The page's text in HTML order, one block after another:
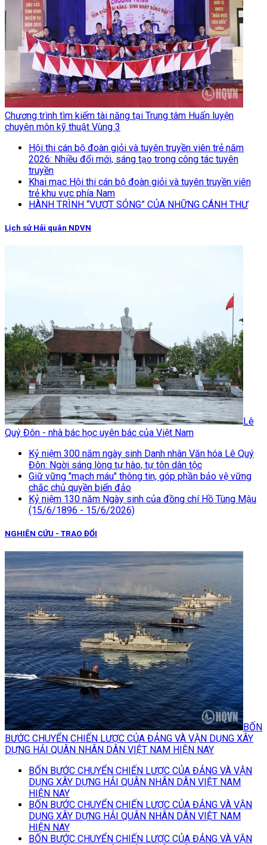
Chương trình tìm kiếm tài năng tại Trung tâm Huấn luyện
chuyên môn kỹ thuật Vùng 3
Hội thi cán bộ đoàn giỏi và tuyên truyền viên trẻ năm
2026: Nhiều đổi mới, sáng tạo trong công tác tuyên
truyền
Khai mạc Hội thi cán bộ đoàn giỏi và tuyên truyền viên
trẻ khu vực phía Nam
HÀNH TRÌNH “VƯỢT SÓNG” CỦA NHỮNG CÁNH THƯ
Lịch sử Hải quân NDVN
Lê
Quý Đôn - nhà bác học uyên bác của Việt Nam
Kỷ niệm 300 năm ngày sinh Danh nhân Văn hóa Lê Quý
Đôn: Ngời sáng lòng tự hào, tự tôn dân tộc
Giữ vững "mạch máu" thông tin, góp phần bảo vệ vững
chắc chủ quyền biển đảo
Kỷ niệm 130 năm Ngày sinh của đồng chí Hồ Tùng Mậu
(15/6/1896 - 15/6/2026)
NGHIÊN CỨU - TRAO ĐỔI
BỐN
BƯỚC CHUYỂN CHIẾN LƯỢC CỦA ĐẢNG VÀ VẬN DỤNG XÂY
DỰNG HẢI QUÂN NHÂN DÂN VIỆT NAM HIỆN NAY
BỐN BƯỚC CHUYỂN CHIẾN LƯỢC CỦA ĐẢNG VÀ VẬN
DỤNG XÂY DỰNG HẢI QUÂN NHÂN DÂN VIỆT NAM
HIỆN NAY
BỐN BƯỚC CHUYỂN CHIẾN LƯỢC CỦA ĐẢNG VÀ VẬN
DỤNG XÂY DỰNG HẢI QUÂN NHÂN DÂN VIỆT NAM
HIỆN NAY
BỐN BƯỚC CHUYỂN CHIẾN LƯỢC CỦA ĐẢNG VÀ VẬN